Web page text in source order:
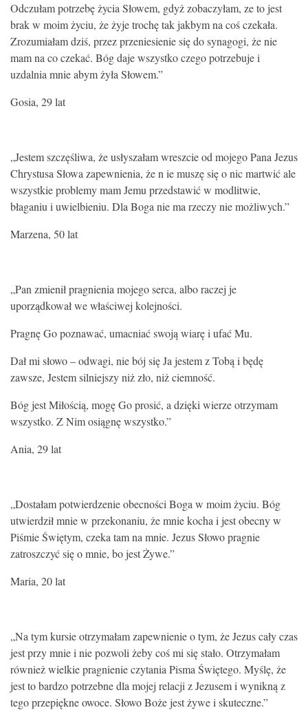
Odczułam potrzebę życia Słowem, gdyż zobaczyłam, ze to jest
brak w moim życiu, że żyje trochę tak jakbym na coś czekała.
Zrozumiałam dziś, przez przeniesienie się do synagogi, że nie
mam na co czekać. Bóg daje wszystko czego potrzebuje i
uzdalnia mnie abym żyła Słowem.”
Gosia, 29 lat
„Jestem szczęśliwa, że usłyszałam wreszcie od mojego Pana Jezus
Chrystusa Słowa zapewnienia, że n ie muszę się o nic martwić ale
wszystkie problemy mam Jemu przedstawić w modlitwie,
błaganiu i uwielbieniu. Dla Boga nie ma rzeczy nie możliwych.”
Marzena, 50 lat
„Pan zmienił pragnienia mojego serca, albo raczej je
uporządkował we właściwej kolejności.
Pragnę Go poznawać, umacniać swoją wiarę i ufać Mu.
Dał mi słowo – odwagi, nie bój się Ja jestem z Tobą i będę
zawsze, Jestem silniejszy niż zło, niż ciemność.
Bóg jest Miłością, mogę Go prosić, a dzięki wierze otrzymam
wszystko. Z Nim osiągnę wszystko.”
Ania, 29 lat
„Dostałam potwierdzenie obecności Boga w moim życiu. Bóg
utwierdził mnie w przekonaniu, że mnie kocha i jest obecny w
Piśmie Świętym, czeka tam na mnie. Jezus Słowo pragnie
zatroszczyć się o mnie, bo jest Żywe.”
Maria, 20 lat
„Na tym kursie otrzymałam zapewnienie o tym, że Jezus cały czas
jest przy mnie i nie pozwoli żeby coś mi się stało. Otrzymałam
również wielkie pragnienie czytania Pisma Świętego. Myślę, że
jest to bardzo potrzebne dla mojej relacji z Jezusem i wynikną z
tego przepiękne owoce. Słowo Boże jest żywe i skuteczne.”